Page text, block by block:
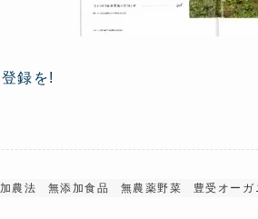
録を!
農法 無添加食品 無農薬野菜 豊受オーガ